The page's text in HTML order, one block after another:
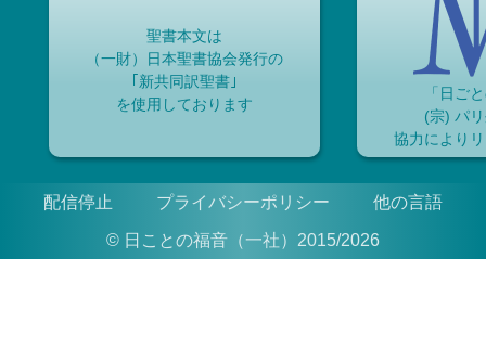
聖書本文は
（一財）日本聖書協会発行の
｢新共同訳聖書｣
を使用しております
「日ご
(宗) パ
協力により
配信停止 プライバシーポリシー 他の言語
© 日ことの福音（一社）2015/2026